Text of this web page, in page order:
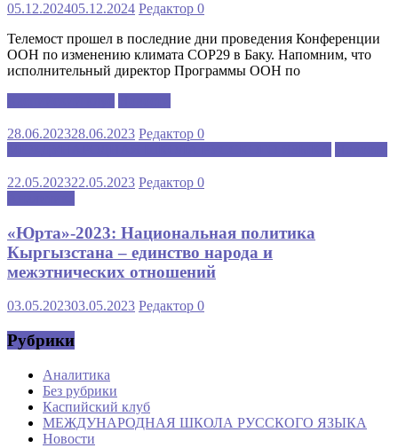
05.12.202405.12.2024 Редактор 0
Телемост прошел в последние дни проведения Конференции
ООН по изменению климата COP29 в Баку. Напомним, что
исполнительный директор Программы ООН по
28.06.202328.06.2023 Редактор 0
22.05.202322.05.2023 Редактор 0
«Юрта»-2023: Национальная политика
Кыргызстана – единство народа и
межэтнических отношений
03.05.202303.05.2023 Редактор 0
Рубрики
Аналитика
Без рубрики
Каспийский клуб
МЕЖДУНАРОДНАЯ ШКОЛА РУССКОГО ЯЗЫКА
Новости